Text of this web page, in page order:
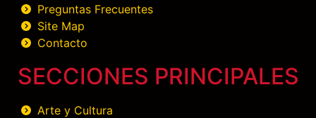
Preguntas Frecuentes
Site Map
Contacto
SECCIONES PRINCIPALES
Arte y Cultura